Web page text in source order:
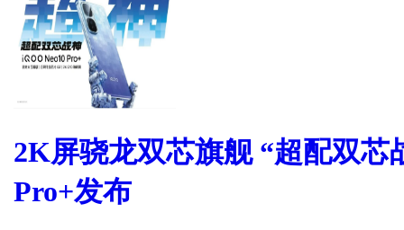
2K屏骁龙双芯旗舰 “超配双芯
Pro+发布